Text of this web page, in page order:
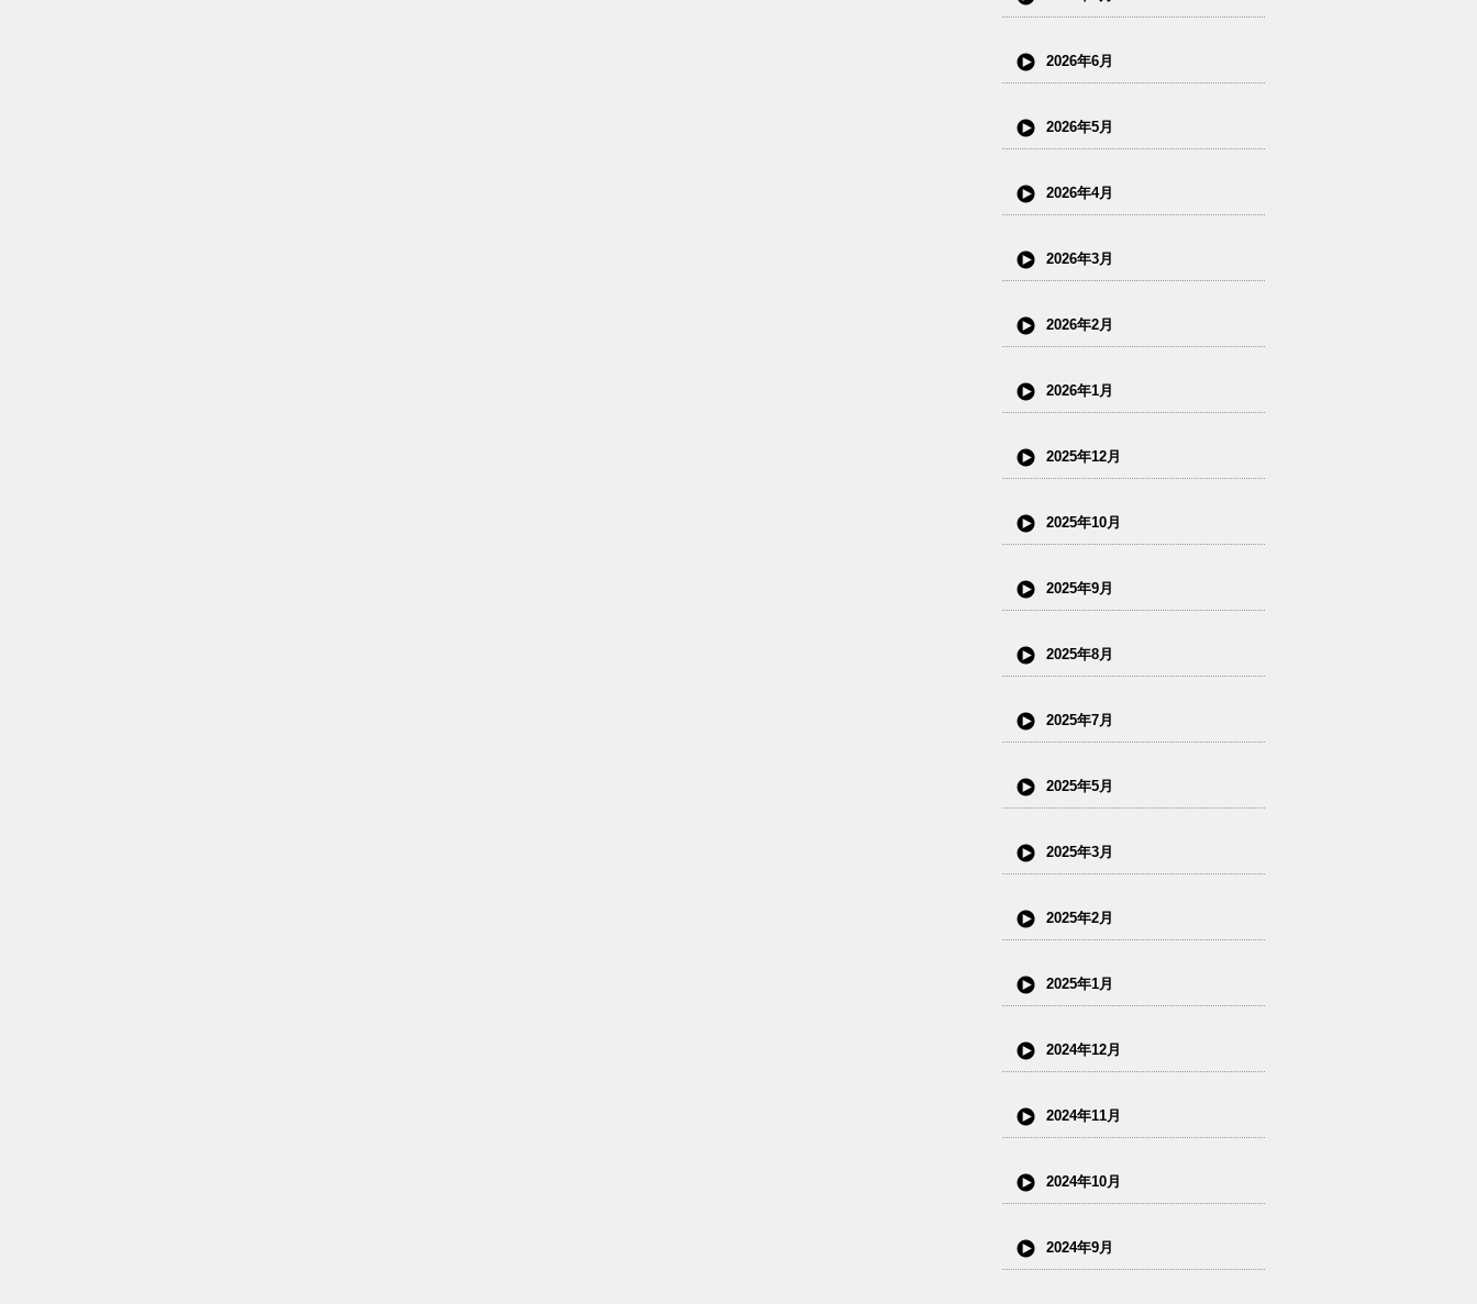
2026年6月
2026年5月
2026年4月
2026年3月
2026年2月
2026年1月
2025年12月
2025年10月
2025年9月
2025年8月
2025年7月
2025年5月
2025年3月
2025年2月
2025年1月
2024年12月
2024年11月
2024年10月
2024年9月